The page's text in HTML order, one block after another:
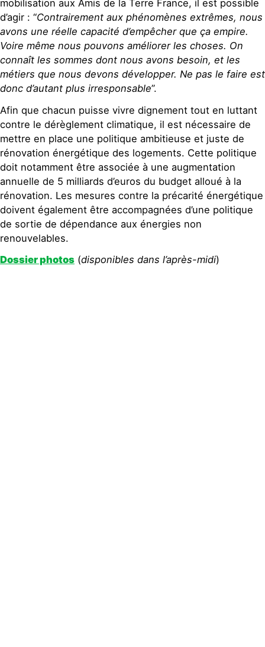
mobilisation aux Amis de la Terre France, il est possible
d’agir : “Contrairement aux phénomènes extrêmes, nous
avons une réelle capacité d’empêcher que ça empire.
Voire même nous pouvons améliorer les choses. On
connaît les sommes dont nous avons besoin, et les
métiers que nous devons développer. Ne pas le faire est
donc d’autant plus irresponsable”.
Afin que chacun puisse vivre dignement tout en luttant
contre le dérèglement climatique, il est nécessaire de
mettre en place une politique ambitieuse et juste de
rénovation énergétique des logements. Cette politique
doit notamment être associée à une augmentation
annuelle de 5 milliards d’euros du budget alloué à la
rénovation. Les mesures contre la précarité énergétique
doivent également être accompagnées d’une politique
de sortie de dépendance aux énergies non
renouvelables.
Dossier photos (disponibles dans l’après-midi)